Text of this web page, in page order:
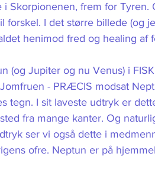
Skorpionenen, frem for Tyren.
forskel. I det større billede (og
henimod fred og healing af
Jupiter og nu Venus) i
- PRÆCIS modsat
tegn. I sit laveste udtryk er
fra mange kanter. Og
ser vi også dette i
ofre. Neptun er på